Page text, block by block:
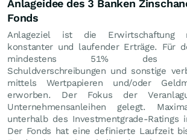
Anlageidee des 3 Banken
Fonds
Anlageziel ist die Erwirtschaftung
konstanter und laufender Erträge. Für
mindestens 51% des
Schuldverschreibungen und sonstige
mittels Wertpapieren und/oder
erworben. Der Fokus der
Unternehmensanleihen gelegt.
unterhalb des Investmentgrade-Ratings
Der Fonds hat eine definierte Laufzeit